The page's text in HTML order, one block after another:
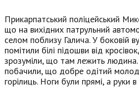
Прикарпатський поліцейський
що на вихідних патрульний
селом поблизу Галича. У боковій
помітили білі підошви від
зрозуміли, що там лежить людина.
побачили, що добре одітий
горілиць. Ноги були прямі, а руки